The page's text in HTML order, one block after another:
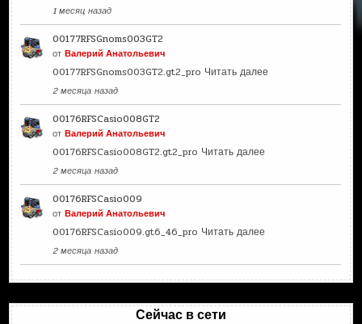
1 месяц назад
00177RFSGnoms003GT2
отВалерий Анатольевич
00177RFSGnoms003GT2.gt2_pro Читать далее
2 месяца назад
00176RFSCasio008GT2
отВалерий Анатольевич
00176RFSCasio008GT2.gt2_pro Читать далее
2 месяца назад
00176RFSCasio009
отВалерий Анатольевич
00176RFSCasio009.gt6_46_pro Читать далее
2 месяца назад
Сейчас в сети